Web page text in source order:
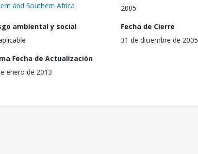
and Southern Africa
2005
ambiental y social
Fecha de Cierre
31 de diciembre de 2005
Fecha de Actualización
enero de 2013